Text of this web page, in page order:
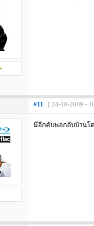
#11 [ 24-10-2009 -
มีอีกคับพอกลับบ้านโด